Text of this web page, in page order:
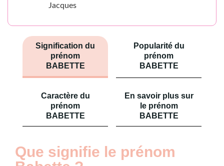
Jacques
Signification du
prénom
BABETTE
Popularité du
prénom
BABETTE
Caractère du
prénom
BABETTE
En savoir plus sur
le prénom
BABETTE
Que signifie le prénom